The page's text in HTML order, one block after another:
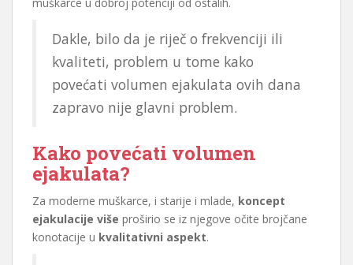
Dakle, bilo da je riječ o frekvenciji ili
kvaliteti, problem u tome kako
povećati volumen ejakulata ovih dana
zapravo nije glavni problem.
Kako povećati volumen
ejakulata?
Za moderne muškarce, i starije i mlade, koncept
ejakulacije više proširio se iz njegove očite brojčane
konotacije u kvalitativni aspekt.